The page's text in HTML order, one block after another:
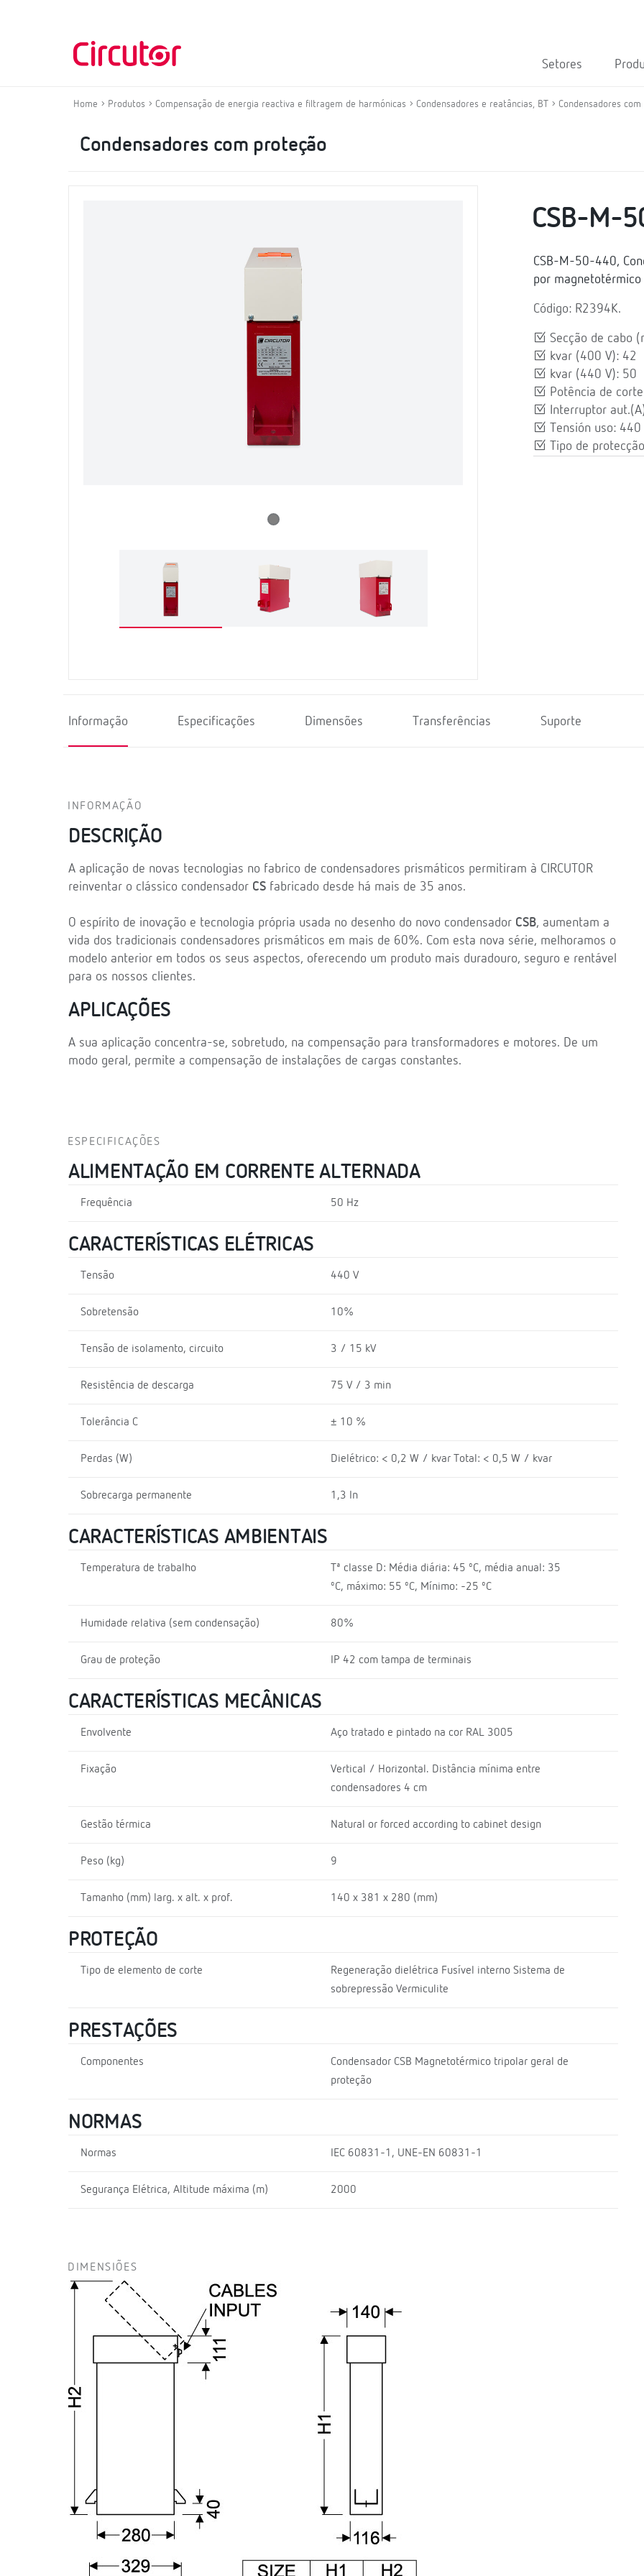
Setores
Home Produtos Compensação de energia reactiva e filtragem de harmónicas Condensadores e reatâncias, BT Condensadores
Condensadores com proteção
CSB-M-
CSB-M-50-440,
por magnetotérmico
Código: R2394K.
Secção de cabo
kvar (400 V): 42
kvar (440 V): 50
Potência de
Interruptor
Tensión uso: 440
Tipo de
Informação Especificações Dimensões Transferências Suporte
INFORMAÇÃO
DESCRIÇÃO
A aplicação de novas tecnologias no fabrico de condensadores prismáticos permitiram à CIRCUTOR
reinventar o clássico condensador CS fabricado desde há mais de 35 anos.
O espírito de inovação e tecnologia própria usada no desenho do novo condensador CSB, aumentam a
vida dos tradicionais condensadores prismáticos em mais de 60%. Com esta nova série, melhoramos o
modelo anterior em todos os seus aspectos, oferecendo um produto mais duradouro, seguro e rentável
para os nossos clientes.
APLICAÇÕES
A sua aplicação concentra-se, sobretudo, na compensação para transformadores e motores. De um
modo geral, permite a compensação de instalações de cargas constantes.
ESPECIFICAÇÕES
ALIMENTAÇÃO EM CORRENTE ALTERNADA
Frequência 50 Hz
CARACTERÍSTICAS ELÉTRICAS
Tensão 440 V
Sobretensão 10%
Tensão de isolamento, circuito 3 / 15 kV
Resistência de descarga 75 V / 3 min
Tolerância C ± 10 %
Perdas (W) Dielétrico: < 0,2 W / kvar Total: < 0,5 W / kvar
Sobrecarga permanente 1,3 In
CARACTERÍSTICAS AMBIENTAIS
Temperatura de trabalho
Tª classe D: Média diária: 45 ºC, média anual: 35
ºC, máximo: 55 ºC, Mínimo: -25 ºC
Humidade relativa (sem condensação) 80%
Grau de proteção IP 42 com tampa de terminais
CARACTERÍSTICAS MECÂNICAS
Envolvente Aço tratado e pintado na cor RAL 3005
Fixação
Vertical / Horizontal. Distância mínima entre
condensadores 4 cm
Gestão térmica Natural or forced according to cabinet design
Peso (kg) 9
Tamanho (mm) larg. x alt. x prof. 140 x 381 x 280 (mm)
PROTEÇÃO
Tipo de elemento de corte
Regeneração dielétrica Fusível interno Sistema de
sobrepressão Vermiculite
PRESTAÇÕES
Componentes
Condensador CSB Magnetotérmico tripolar geral de
proteção
NORMAS
Normas IEC 60831-1, UNE-EN 60831-1
Segurança Elétrica, Altitude máxima (m) 2000
DIMENSIÕES